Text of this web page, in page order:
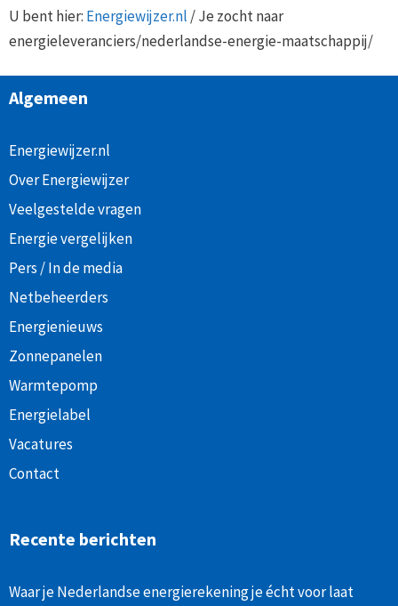
U bent hier: Energiewijzer.nl /Je zocht naar
energieleveranciers/nederlandse-energie-maatschappij/
Algemeen
Energiewijzer.nl
Over Energiewijzer
Veelgestelde vragen
Energie vergelijken
Pers / In de media
Netbeheerders
Energienieuws
Zonnepanelen
Warmtepomp
Energielabel
Vacatures
Contact
Recente berichten
Waar je Nederlandse energierekening je écht voor laat